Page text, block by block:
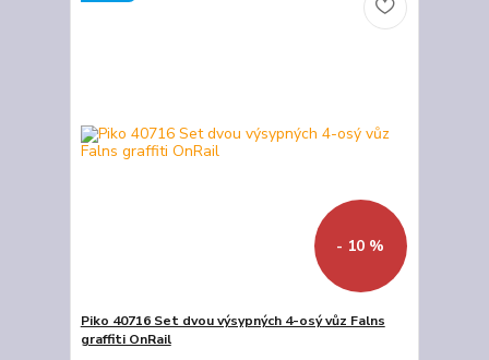
- 10 %
Piko 40716 Set dvou výsypných 4-osý vůz Falns
graffiti OnRail